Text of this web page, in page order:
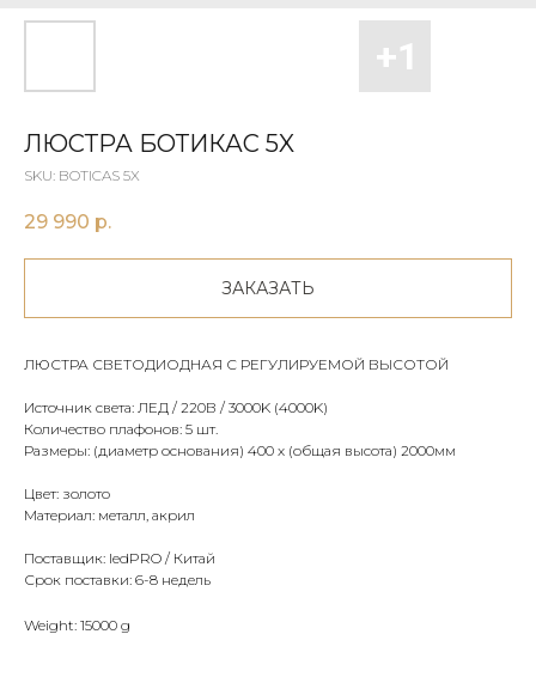
ЛЮСТРА БОТИКАС 5X
SKU: BOTICAS 5X
29 990 р.
ЗАКАЗАТЬ
ЛЮСТРА СВЕТОДИОДНАЯ С РЕГУЛИРУЕМОЙ ВЫСОТОЙ
Источник света: ЛЕД / 220В / 3000K (4000K)
Количество плафонов: 5 шт.
Размеры: (диаметр основания) 400 х (общая высота) 2000мм
Цвет: золото
Материал: металл, акрил
Поставщик: ledPRO / Китай
Срок поставки: 6-8 недель
Weight: 15000 g